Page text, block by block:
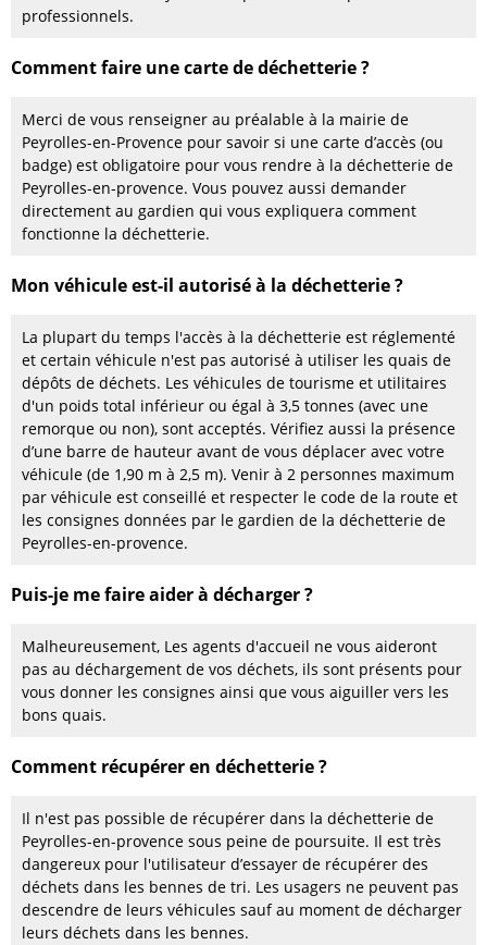
professionnels.
Comment faire une carte de déchetterie ?
Merci de vous renseigner au préalable à la mairie de
Peyrolles-en-Provence pour savoir si une carte d’accès (ou
badge) est obligatoire pour vous rendre à la déchetterie de
Peyrolles-en-provence. Vous pouvez aussi demander
directement au gardien qui vous expliquera comment
fonctionne la déchetterie.
Mon véhicule est-il autorisé à la déchetterie ?
La plupart du temps l'accès à la déchetterie est réglementé
et certain véhicule n'est pas autorisé à utiliser les quais de
dépôts de déchets. Les véhicules de tourisme et utilitaires
d'un poids total inférieur ou égal à 3,5 tonnes (avec une
remorque ou non), sont acceptés. Vérifiez aussi la présence
d’une barre de hauteur avant de vous déplacer avec votre
véhicule (de 1,90 m à 2,5 m). Venir à 2 personnes maximum
par véhicule est conseillé et respecter le code de la route et
les consignes données par le gardien de la déchetterie de
Peyrolles-en-provence.
Puis-je me faire aider à décharger ?
Malheureusement, Les agents d'accueil ne vous aideront
pas au déchargement de vos déchets, ils sont présents pour
vous donner les consignes ainsi que vous aiguiller vers les
bons quais.
Comment récupérer en déchetterie ?
Il n'est pas possible de récupérer dans la déchetterie de
Peyrolles-en-provence sous peine de poursuite. Il est très
dangereux pour l'utilisateur d’essayer de récupérer des
déchets dans les bennes de tri. Les usagers ne peuvent pas
descendre de leurs véhicules sauf au moment de décharger
leurs déchets dans les bennes.